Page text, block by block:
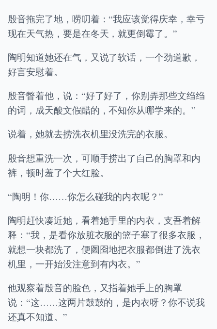
殷音拖完了地，唠叨着：“我应该觉得庆幸，幸亏
现在天气热，要是在冬天，就更倒霉了。”
陶明知道她还在气，又说了软话，一个劲道歉，
好言安慰着。
殷音瞥着他，说：“好了好了，你别弄那些文绉绉
的词，成天酸文假醋的，不知你从哪学来的。”
说着，她就去捞洗衣机里没洗完的衣服。
殷音想重洗一次，可顺手捞出了自己的胸罩和内
裤，顿时羞了个大红脸。
“陶明！你……你怎么碰我的内衣呢？”
陶明赶快凑近她，看着她手里的内衣，支吾着解
释：“我，是看你放脏衣服的篮子塞了很多衣服，
就想一块都洗了，便囫囵地把衣服都倒进了洗衣
机里，一开始没注意到有内衣。”
他观察着殷音的脸色，又指着她手上的胸罩
说：“这……这两片鼓鼓的，是内衣呀？你不说我
还真不知道。”